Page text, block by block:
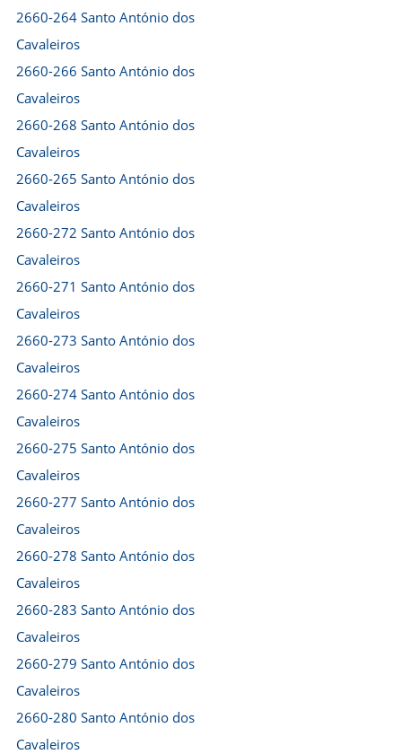
2660-264 Santo António dos
Cavaleiros
2660-266 Santo António dos
Cavaleiros
2660-268 Santo António dos
Cavaleiros
2660-265 Santo António dos
Cavaleiros
2660-272 Santo António dos
Cavaleiros
2660-271 Santo António dos
Cavaleiros
2660-273 Santo António dos
Cavaleiros
2660-274 Santo António dos
Cavaleiros
2660-275 Santo António dos
Cavaleiros
2660-277 Santo António dos
Cavaleiros
2660-278 Santo António dos
Cavaleiros
2660-283 Santo António dos
Cavaleiros
2660-279 Santo António dos
Cavaleiros
2660-280 Santo António dos
Cavaleiros